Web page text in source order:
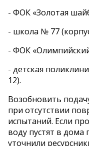
- ФОК «Золотая
- школа № 77
- ФОК
- детская
12).
Возобновить
при отсутствии
испытаний. Если
воду пустят в дома
уточнили